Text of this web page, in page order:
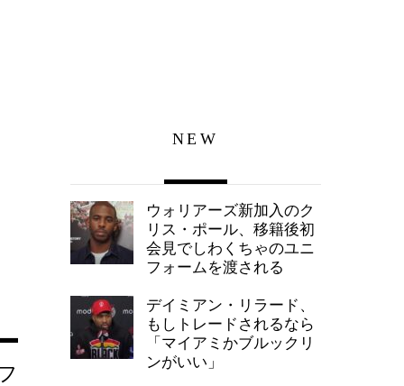
NEW
ウォリアーズ新加入のク
リス・ポール、移籍後初
会見でしわくちゃのユニ
フォームを渡される
デイミアン・リラード、
もしトレードされるなら
「マイアミかブルックリ
ンがいい」